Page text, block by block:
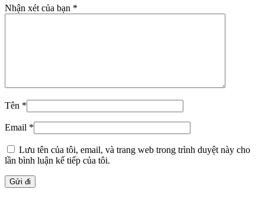
Nhận xét của bạn *
Tên *
Email *
Lưu tên của tôi, email, và trang web trong trình duyệt này cho
lần bình luận kế tiếp của tôi.